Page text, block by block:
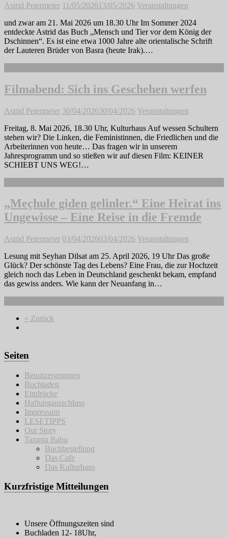
Astrid Petermeier 11/05/202613/05/2026 Veranstaltungen
und zwar am 21. Mai 2026 um 18.30 Uhr Im Sommer 2024
entdeckte Astrid das Buch „Mensch und Tier vor dem König der
Dschinnen“. Es ist eine etwa 1000 Jahre alte orientalische Schrift
der Lauteren Brüder von Basra (heute Irak).…
Filmabend: Sich ins Geschehen werfen
Astrid Petermeier 30/04/202630/04/2026 Veranstaltungen
Freitag, 8. Mai 2026, 18.30 Uhr, Kulturhaus Auf wessen Schultern
stehen wir? Die Linken, die Feministinnen, die Friedlichen und die
Arbeiterinnen von heute… Das fragen wir in unserem
Jahresprogramm und so stießen wir auf diesen Film: KEINER
SCHIEBT UNS WEG!…
„Meçhule giden gelinler.“ Eine Heirat ins
Ungewisse – Eine Reise in die Fremde
Astrid Petermeier 03/04/202603/04/2026 Veranstaltungen
Lesung mit Seyhan Dilsat am 25. April 2026, 19 Uhr Das große
Glück? Der schönste Tag des Lebens? Eine Frau, die zur Hochzeit
gleich noch das Leben in Deutschland geschenkt bekam, empfand
das gewiss anders. Wie kann der Neuanfang in…
« Zurück
Seiten
Benutzergruppen
Buchladen
Eindrücke
Haftungausschluss
Impressum
LESETIPPS
Our Story
Taranta Babu
Buchbestellung
Das Cafe
Das Kulturhaus
Kurzfristige Mitteilungen
Unsere Öffnungszeiten sind
Buchladen 12- 18Uhr,